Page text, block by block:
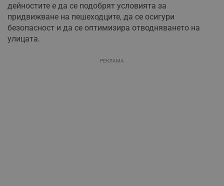
дейностите е да се подобрят условията за
придвижване на пешеходците, да се осигури
безопасност и да се оптимизира отводняването на
улицата.
РЕКЛАМА